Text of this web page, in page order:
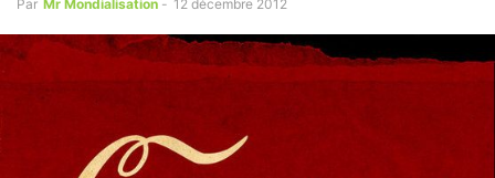
Par Mr Mondialisation - 12 décembre 2012